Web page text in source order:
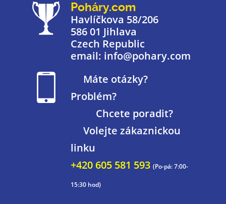
Poháry.com
Havlíčkova 58/206
586 01 Jihlava
Czech Republic
email: info@pohary.com
Máte otázky?
Problém?
Chcete poradit?
Volejte zákaznickou
linku
+420 605 581 593 (Po-pá: 7:00-
15:30 hod)